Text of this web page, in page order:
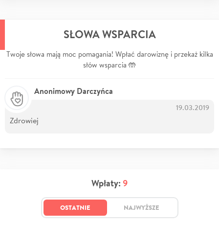
SŁOWA WSPARCIA
Twoje słowa mają moc pomagania! Wpłać darowiznę i przekaż kilka
słów wsparcia 🤲
Anonimowy Darczyńca
19.03.2019
Zdrowiej
Wpłaty: 9
OSTATNIE NAJWYŻSZE